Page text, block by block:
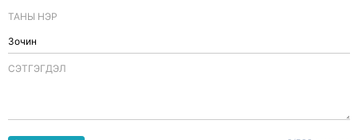
ТАНЫ НЭР
CЭТГЭГДЭЛ